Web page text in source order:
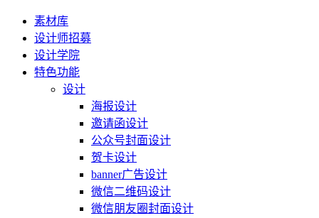
素材库
设计师招募
设计学院
特色功能
设计
海报设计
邀请函设计
公众号封面设计
贺卡设计
banner广告设计
微信二维码设计
微信朋友圈封面设计